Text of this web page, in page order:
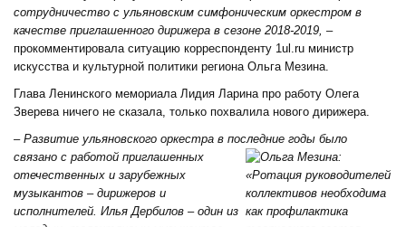
сотрудничество с ульяновским симфоническим оркестром в
качестве приглашенного дирижера в сезоне 2018-2019, –
прокомментировала ситуацию корреспонденту 1ul.ru министр
искусства и культурной политики региона Ольга Мезина.
Глава Ленинского мемориала Лидия Ларина про работу Олега
Зверева ничего не сказала, только похвалила нового дирижера.
– Развитие ульяновского оркестра в последние годы было
связано с работой приглашенных
отечественных и зарубежных
музыкантов – дирижеров и
исполнителей. Илья Дербилов – один из